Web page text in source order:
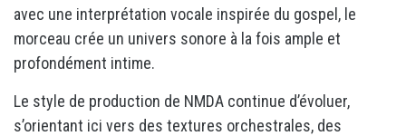
avec une interprétation vocale inspirée du gospel, le
morceau crée un univers sonore à la fois ample et
profondément intime.
Le style de production de NMDA continue d’évoluer,
s’orientant ici vers des textures orchestrales, des